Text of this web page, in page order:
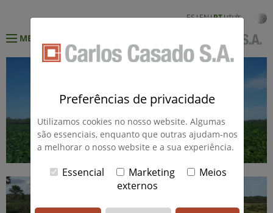
ES EN PT 中文
MENÚ
Preferências de privacidade
Utilizamos cookies no nosso website. Algumas
são essenciais, enquanto que outras ajudam-nos
a melhorar o nosso website e a sua experiência.
Essencial Marketing
Meios
externos